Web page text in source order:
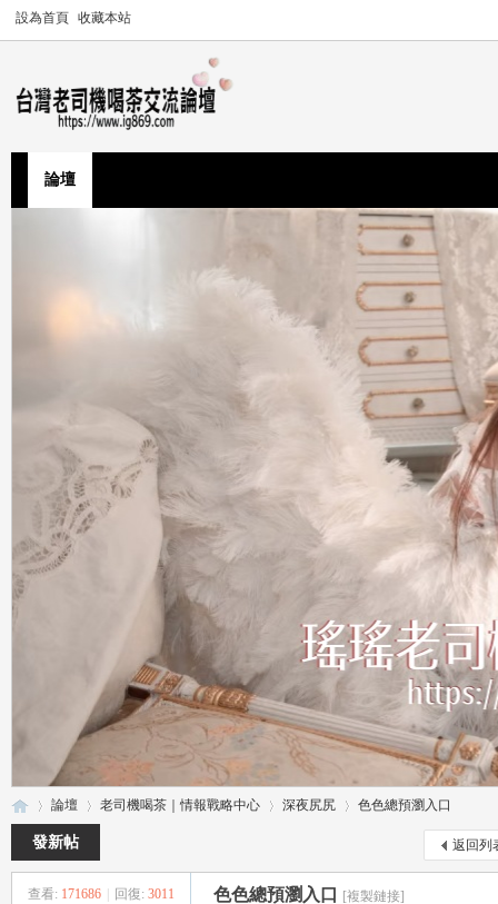
設為首頁 收藏本站
論壇
»
論壇
›
老司機喝茶｜情報戰略中心
›
深夜尻尻 色色總預瀏入口
返回列
發新帖
查看: 171686 回復: 3011 色色總預瀏入口 [複製鏈接]